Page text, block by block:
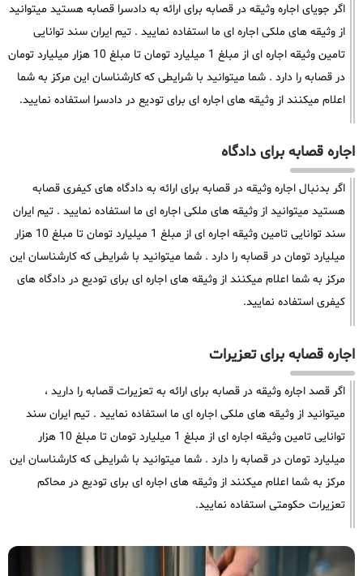
اگر جویای اجاره وثیقه در قصابه برای ارائه به دادسرا قصابه هستید میتوانید
از وثیقه های ملکی اجاره ای ما استفاده نمایید . تیم ایران سند توانایی
تامین وثیقه اجاره ای از مبلغ 1 میلیارد تومان تا مبلغ 10 هزار میلیارد تومان
در قصابه را دارد . شما میتوانید با شرایطی که کارشناسان این مرکز به شما
اعلام میکنند از وثیقه های اجاره ای برای تودیع در دادسرا استفاده نمایید.
اجاره قصابه برای دادگاه
اگر بدنبال اجاره وثیقه در قصابه برای ارائه به دادگاه های کیفری قصابه
هستید میتوانید از وثیقه های ملکی اجاره ای ما استفاده نمایید . تیم ایران
سند توانایی تامین وثیقه اجاره ای از مبلغ 1 میلیارد تومان تا مبلغ 10 هزار
میلیارد تومان در قصابه را دارد . شما میتوانید با شرایطی که کارشناسان این
مرکز به شما اعلام میکنند از وثیقه های اجاره ای برای تودیع در دادگاه های
کیفری استفاده نمایید.
اجاره قصابه برای تعزیرات
اگر قصد اجاره وثیقه در قصابه برای ارائه به تعزیرات قصابه را دارید ،
میتوانید از وثیقه های ملکی اجاره ای ما استفاده نمایید . تیم ایران سند
توانایی تامین وثیقه اجاره ای از مبلغ 1 میلیارد تومان تا مبلغ 10 هزار
میلیارد تومان در قصابه را دارد . شما میتوانید با شرایطی که کارشناسان این
مرکز به شما اعلام میکنند از وثیقه های اجاره ای برای تودیع در محاکم
تعزیرات حکومتی استفاده نمایید.